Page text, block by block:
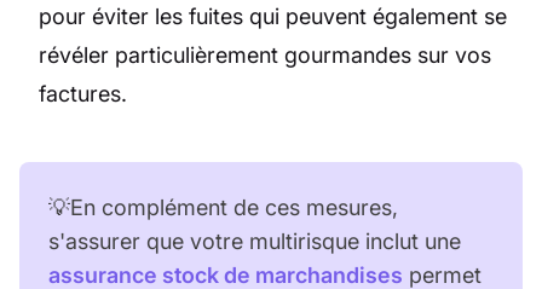
pour éviter les fuites qui peuvent également se
révéler particulièrement gourmandes sur vos
factures.
💡En complément de ces mesures,
s'assurer que votre multirisque inclut une
assurance stock de marchandises permet